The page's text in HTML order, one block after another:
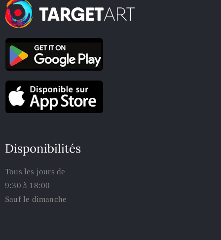
Disponibilités
Tous les jours de
9:30 à 18:00
Sauf le dimanche